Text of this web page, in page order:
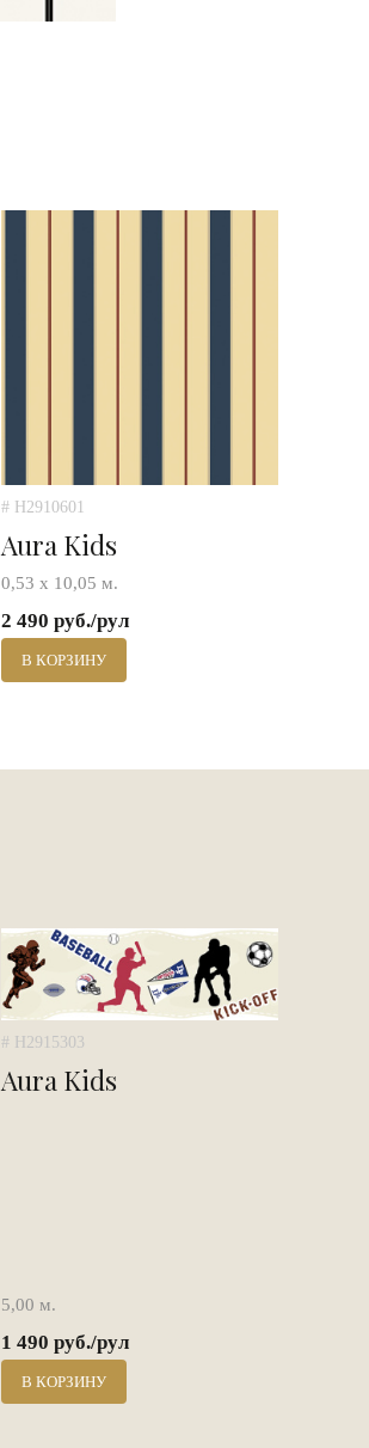
# H2910601
Aura Kids
0,53 х 10,05 м.
2 490 руб./рул
В КОРЗИНУ
# H2915303
Aura Kids
5,00 м.
1 490 руб./рул
В КОРЗИНУ